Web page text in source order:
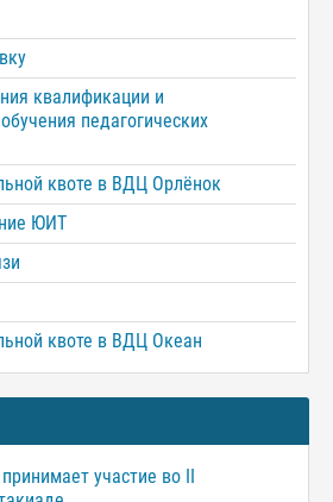
квалификации и
педагогических
квоте в ВДЦ Орлёнок
ЮИТ
квоте в ВДЦ Океан
участие во II